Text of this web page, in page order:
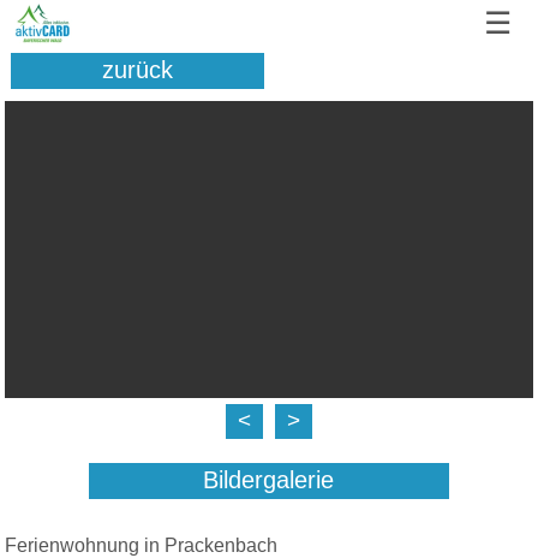
☰
zurück
< >
Bildergalerie
Ferienwohnung in Prackenbach